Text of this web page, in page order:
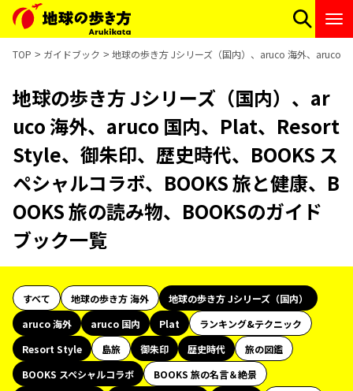
TOP ガイドブック 地球の歩き方 Jシリーズ（国内）、aruco 海外、aruco
地球の歩き方 Jシリーズ（国内）、ar
uco 海外、aruco 国内、Plat、Resort
Style、御朱印、歴史時代、BOOKS ス
ペシャルコラボ、BOOKS 旅と健康、B
OOKS 旅の読み物、BOOKSのガイド
ブック一覧
すべて 地球の歩き方 海外
地球の歩き方 Jシリーズ（国内）
aruco 海外
aruco 国内 Plat
ランキング&テクニック
Resort Style
島旅 御朱印 歴史時代
旅の図鑑
BOOKS スペシャルコラボ
BOOKS 旅の名言＆絶景